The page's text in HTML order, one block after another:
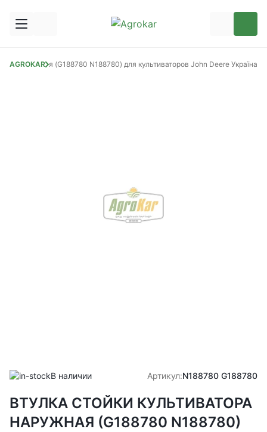
AGROKAR
наружная (G188780 N188780) для культиваторов John Deere Україна
В наличии Артикул:N188780 G188780
ВТУЛКА СТОЙКИ КУЛЬТИВАТОРА
НАРУЖНАЯ (G188780 N188780)